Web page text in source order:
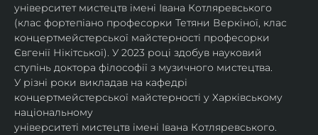
університет мистецтв імені Івана Котляревського
(клас фортепіано професорки Тетяни Веркіної, клас
концертмейстерської майстерності професорки
Євгенії Нікітської). У 2023 році здобув науковий
ступінь доктора філософії з музичного мистецтва.
У різні роки викладав на кафедрі
концертмейстерської майстерності у Харківському
національному
університеті мистецтв імені Івана Котляревського.